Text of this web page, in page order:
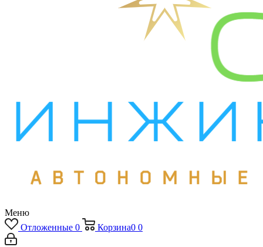
Меню
Отложенные 0 Корзина0 0